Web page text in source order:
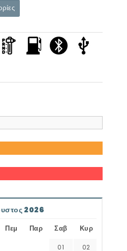
2026
Πεμ Παρ Σαβ Κυρ
01 02